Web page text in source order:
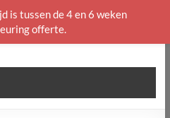
is tussen de 4 en 6 weken
offerte.